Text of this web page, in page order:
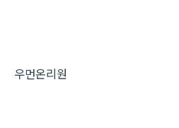
우먼온리원